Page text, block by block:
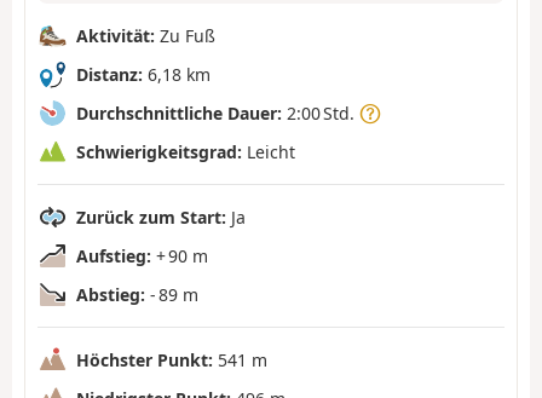
Aktivität: Zu Fuß
Distanz: 6,18 km
Durchschnittliche Dauer: 2:00 Std.
Schwierigkeitsgrad: Leicht
Zurück zum Start: Ja
Aufstieg: + 90 m
Abstieg: - 89 m
Höchster Punkt: 541 m